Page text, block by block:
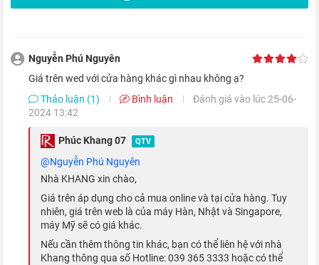
Hơn nữa,màn hình iPhone 13 Pro Max
điều chỉnh tần số quét linh hoạt từ 10 đến 120Hz dựa theo tác
Nguyễn Phú Nguyên
giá trên wed với cửa hàng khác gì nhau không ạ?
Thảo luận (1)
Bình luận
Đánh giá vào lúc 25-06-
2024 13:42
Phúc Khang 07 QTV
@Nguyễn Phú Nguyên
Nhà KHANG xin chào,
Giá trên áp dụng cho cả mua online và tại cửa hàng. Tuy
nhiên, giá trên web là của máy Hàn, Nhật và Singapore,
máy Mỹ sẽ có giá khác.
Nếu cần thêm thông tin khác, bạn có thể liên hệ với nhà
Khang thông qua số Hotline: 039 365 3333 hoặc có thể